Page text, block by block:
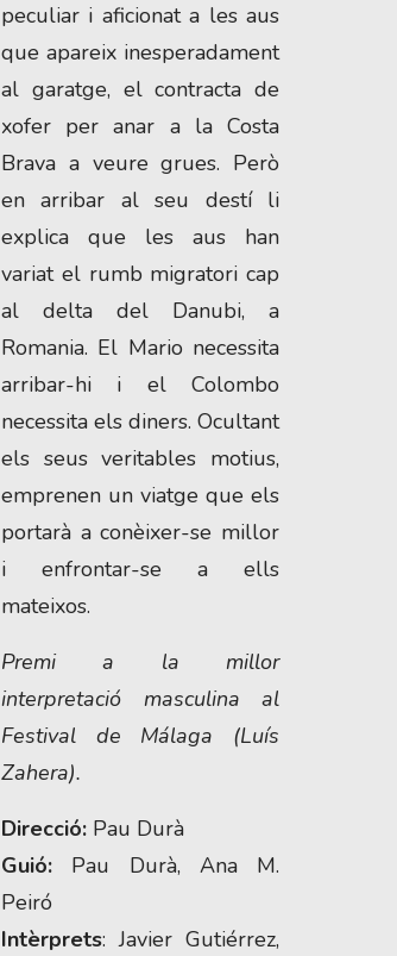
peculiar i aficionat a les aus
que apareix inesperadament
al garatge, el contracta de
xofer per anar a la Costa
Brava a veure grues. Però
en arribar al seu destí li
explica que les aus han
variat el rumb migratori cap
al delta del Danubi, a
Romania. El Mario necessita
arribar-hi i el Colombo
necessita els diners. Ocultant
els seus veritables motius,
emprenen un viatge que els
portarà a conèixer-se millor
i enfrontar-se a ells
mateixos.
Premi a la millor
interpretació masculina al
Festival de Málaga (Luís
Zahera).
Direcció: Pau Durà
Guió: Pau Durà, Ana M.
Peiró
Intèrprets: Javier Gutiérrez,